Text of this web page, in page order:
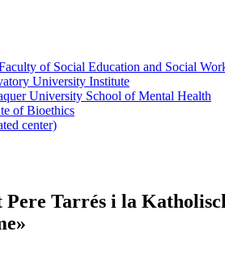
of Social Education and Social
University Institute
University School of Mental Health
of Bioethics
center)
Tarrés i la